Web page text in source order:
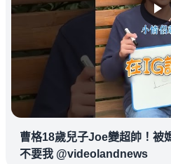
曹格18歲兒子Joe變超帥！被
不要我 @videolandnews